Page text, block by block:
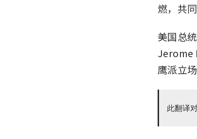
燃，共
美国总
Jerome
鹰派立
此翻译